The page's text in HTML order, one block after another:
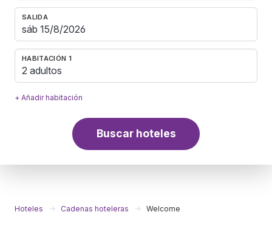
SALIDA
HABITACIÓN 1
2 adultos
+ Añadir habitación
Buscar hoteles
Hoteles Cadenas hoteleras Welcome